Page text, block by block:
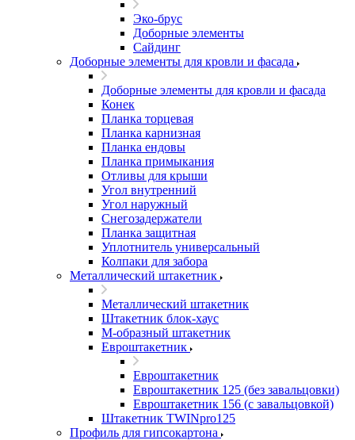
Эко-брус
Доборные элементы
Сайдинг
Доборные элементы для кровли и фасада
Доборные элементы для кровли и фасада
Конек
Планка торцевая
Планка карнизная
Планка ендовы
Планка примыкания
Отливы для крыши
Угол внутренний
Угол наружный
Снегозадержатели
Планка защитная
Уплотнитель универсальный
Колпаки для забора
Металлический штакетник
Металлический штакетник
Штакетник блок-хаус
М-образный штакетник
Евроштакетник
Евроштакетник
Евроштакетник 125 (без завальцовки)
Евроштакетник 156 (с завальцовкой)
Штакетник TWINpro125
Профиль для гипсокартона